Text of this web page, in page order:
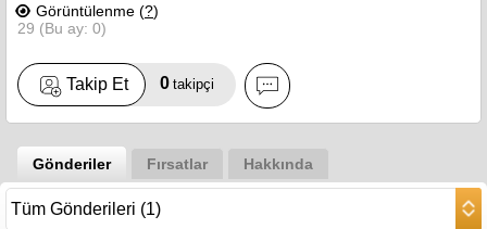
Görüntülenme (?)
29 (Bu ay: 0)
Takip Et 0 takipçi
Gönderiler Fırsatlar Hakkında